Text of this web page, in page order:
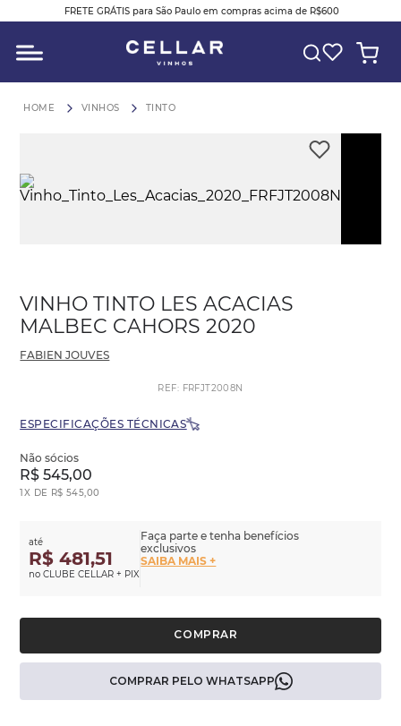
FRETE GRÁTIS para São Paulo em compras acima de R$600
VINHOS TINTO
VINHO TINTO LES ACACIAS
MALBEC CAHORS 2020
FABIEN JOUVES
REF: FRFJT2008N
ESPECIFICAÇÕES TÉCNICAS
Não sócios
R$ 545,00
1X DE R$ 545,00
até
R$ 481,51
no CLUBE CELLAR + PIX
Faça parte e tenha benefícios
exclusivos
SAIBA MAIS +
COMPRAR PELO WHATSAPP